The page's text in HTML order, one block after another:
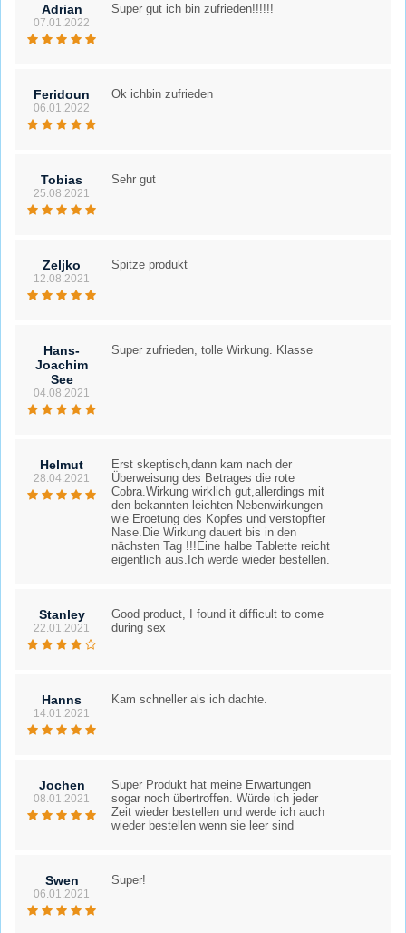
Adrian
07.01.2022
Super gut ich bin zufrieden!!!!!!
Feridoun
06.01.2022
Ok ichbin zufrieden
Tobias
25.08.2021
Sehr gut
Zeljko
12.08.2021
Spitze produkt
Hans-
Joachim
See
04.08.2021
Super zufrieden, tolle Wirkung. Klasse
Helmut
28.04.2021
Erst skeptisch,dann kam nach der
Überweisung des Betrages die rote
Cobra.Wirkung wirklich gut,allerdings mit
den bekannten leichten Nebenwirkungen
wie Eroetung des Kopfes und verstopfter
Nase.Die Wirkung dauert bis in den
nächsten Tag !!!Eine halbe Tablette reicht
eigentlich aus.Ich werde wieder bestellen.
Stanley
22.01.2021
Good product, I found it difficult to come
during sex
Hanns
14.01.2021
Kam schneller als ich dachte.
Jochen
08.01.2021
Super Produkt hat meine Erwartungen
sogar noch übertroffen. Würde ich jeder
Zeit wieder bestellen und werde ich auch
wieder bestellen wenn sie leer sind
Swen
06.01.2021
Super!